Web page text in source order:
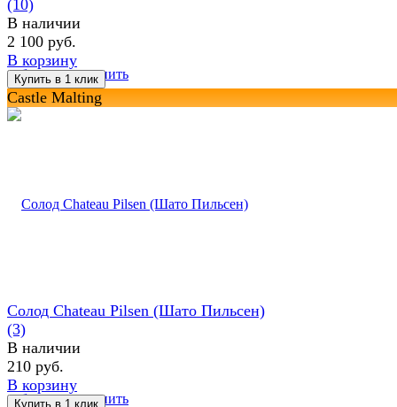
избранное сравнить
(10)
В наличии
2 100 руб.
В корзину
Castle Malting
избранное сравнить
Солод Chateau Pilsen (Шато Пильсен)
(3)
В наличии
210 руб.
В корзину